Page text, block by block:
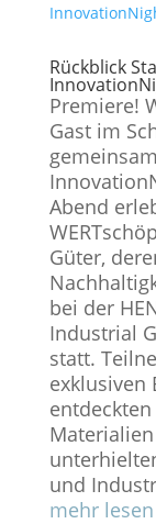
Rückblick
Premiere!
Gast im
Abend
Güter,
bei der
Industrial
statt.
exklusiven
und
mehr lesen